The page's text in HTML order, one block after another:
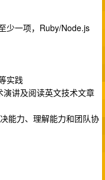
少一项，Ruby/Node.js
实践
讲及阅读英文技术文章
能力、理解能力和团队协